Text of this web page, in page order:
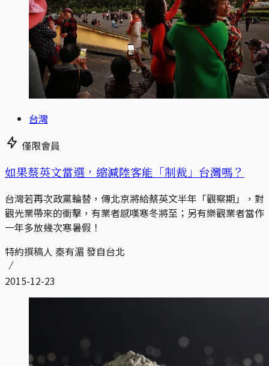
台灣
僅限會員
如果蔡英文當選，縮減陸客能「制裁」台灣嗎？
台灣若再次政黨輪替，傳北京將給蔡英文半年「觀察期」，對
觀光業帶來的衝擊，有業者感嘆寒冬將至；另有樂觀業者當作
一年多放幾次寒暑假！
特約撰稿人 秦有湄 發自台北
2015-12-23